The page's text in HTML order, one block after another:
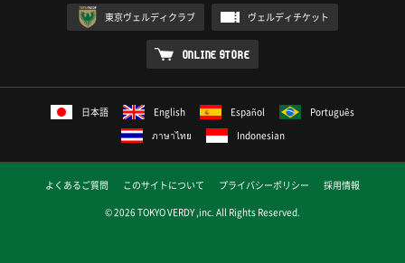
東京ヴェルディクラブ ヴェルディチケット
ONLINE STORE
日本語 English Español
Português
ภาษาไทย
Indonesian
よくあるご質問 このサイトについて プライバシーポリシー
採用情報
© 2026 TOKYO VERDY ,inc. All Rights Reserved.